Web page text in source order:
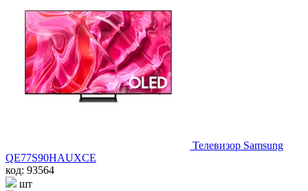
Телевизор Samsung
QE77S90HAUXCE
код: 93564
шт